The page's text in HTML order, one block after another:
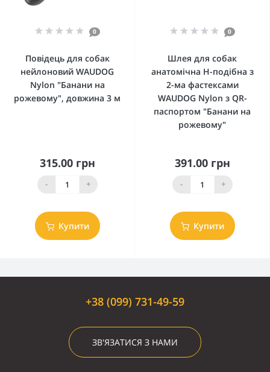
0
Повідець для собак
нейлоновий WAUDOG
Nylon "Банани на
рожевому", довжина 3 м
315.00 грн
- +
Купити
0
Шлея для собак
анатомічна H-подібна з
2-ма фастексами
WAUDOG Nylon з QR-
паспортом "Банани на
рожевому"
391.00 грн
- +
Купити
+38 (099) 731-49-59
ЗВ'ЯЗАТИСЯ З НАМИ